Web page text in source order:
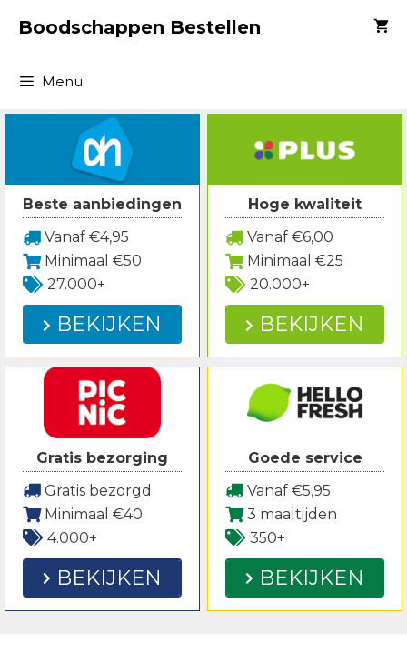
naarBoodschappen Bestellen
Menu
Beste aanbiedingen
Vanaf €4,95
Minimaal €50
27.000+
BEKIJKEN
Hoge kwaliteit
Vanaf €6,00
Minimaal €25
20.000+
BEKIJKEN
Gratis bezorging
Gratis bezorgd
Minimaal €40
4.000+
BEKIJKEN
Goede service
Vanaf €5,95
3 maaltijden
350+
BEKIJKEN